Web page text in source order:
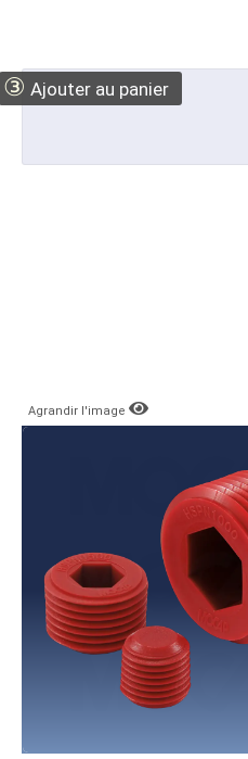
③ Ajouter au panier
Agrandir l'image